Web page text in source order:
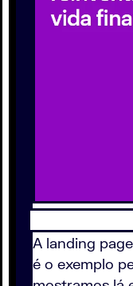
A landing
é o exemplo